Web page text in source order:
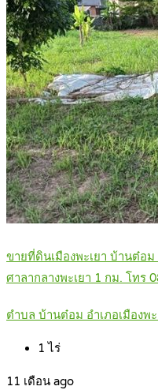
ขายที่ดินเมืองพะเยา บ้านต๋อ
ศาลากลางพะเยา 1 กม. โทร
ตำบล บ้านต๋อม อำเภอเมืองพะ
1 ไร่
11 เดือน ago